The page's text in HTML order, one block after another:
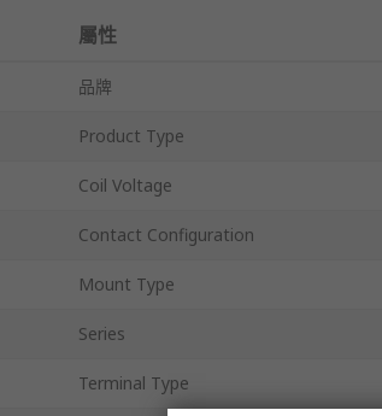
屬性
品牌
Product Type
Coil Voltage
Contact Configuration
Mount Type
Series
Terminal Type